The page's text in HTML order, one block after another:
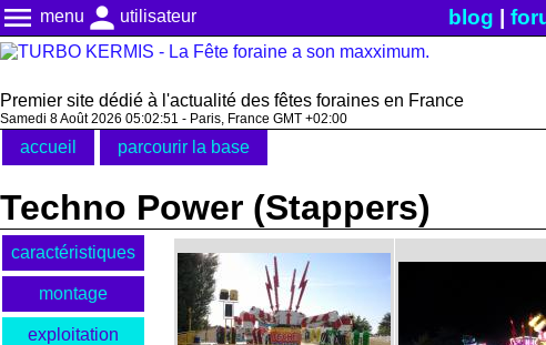
menu menu person utilisateur blog
Premier site dédié à l'actualité des fêtes foraines en France
Samedi 8 Août 2026 05:02:51 - Paris, France GMT +02:00
accueil parcourir la base
Techno Power (Stappers)
caractéristiques
montage
exploitation